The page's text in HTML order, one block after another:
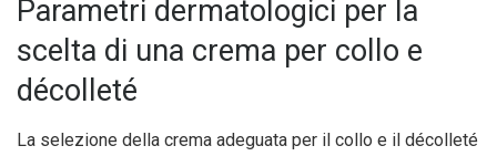
Parametri dermatologici per la
scelta di una crema per collo e
décolleté
La selezione della crema adeguata per il collo e il décolleté